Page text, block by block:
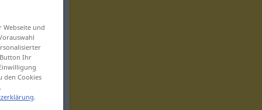
und
Ihr
den Cookies
.